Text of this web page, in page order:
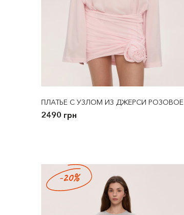
ПЛАТЬЕ С УЗЛОМ ИЗ ДЖЕРСИ РОЗОВОЕ
2490 грн
-20%